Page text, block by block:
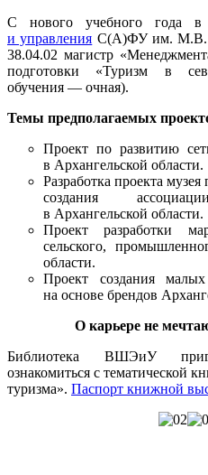
С нового учебного года в
и управления С(А)ФУ им. М.В.
38.04.02 магистр
подготовки «Туризм в
обучения — очная).
Темы предполагаемых
Проект по развитию
в Архангельской области.
Разработка проекта
создания
в Архангельской области.
Проект разработки
сельского,
области.
Проект создания
на основе брендов
О карьере не
Библиотека ВШЭиУ
ознакомиться с тематической
туризма». Паспорт книжной